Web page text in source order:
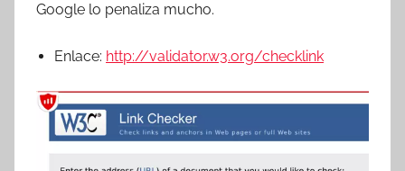
Google lo penaliza mucho.
Enlace: http://validator.w3.org/checklink